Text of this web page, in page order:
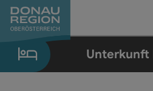
Zum Inhalt
Zur Navigation
Zum Seitenanfang
Zur Kontaktseite
Zum Impressum
Zur Startseite
Unterkunft